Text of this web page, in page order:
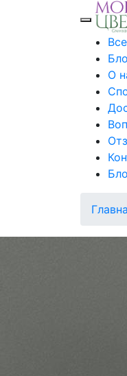
Toggle
О